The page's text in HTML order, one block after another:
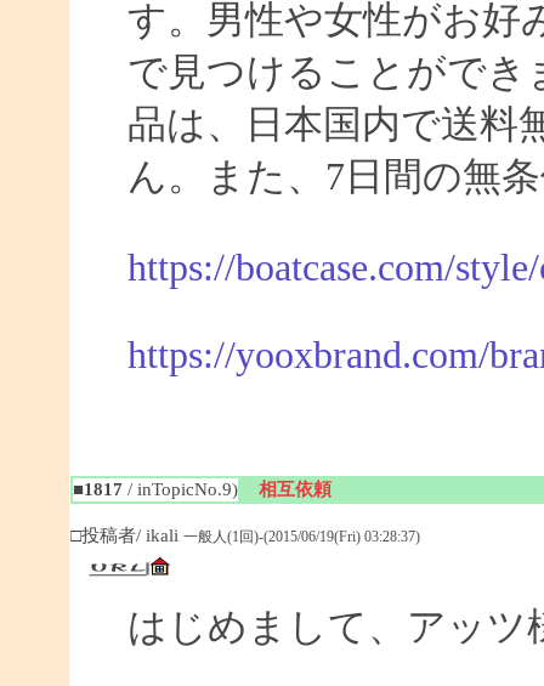
す。男性や女性がお好
で見つけることができ
品は、日本国内で送料
ん。また、7日間の無
https://boatcase.com/
https://yooxbrand.com/
■1817 / inTopicNo.9) 相互依頼
□投稿者/ ikali 一般人(1回)-(2015/06/19(Fri) 03:28:37)
はじめまして、アッツ